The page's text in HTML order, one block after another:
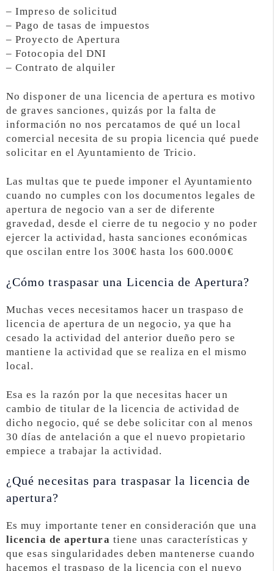
– Impreso de solicitud
– Pago de tasas de impuestos
– Proyecto de Apertura
– Fotocopia del DNI
– Contrato de alquiler
No disponer de una licencia de apertura es motivo
de graves sanciones, quizás por la falta de
información no nos percatamos de qué un local
comercial necesita de su propia licencia qué puede
solicitar en el Ayuntamiento de Tricio.
Las multas que te puede imponer el Ayuntamiento
cuando no cumples con los documentos legales de
apertura de negocio van a ser de diferente
gravedad, desde el cierre de tu negocio y no poder
ejercer la actividad, hasta sanciones económicas
que oscilan entre los 300€ hasta los 600.000€
¿Cómo traspasar una Licencia de Apertura?
Muchas veces necesitamos hacer un traspaso de
licencia de apertura de un negocio, ya que ha
cesado la actividad del anterior dueño pero se
mantiene la actividad que se realiza en el mismo
local.
Esa es la razón por la que necesitas hacer un
cambio de titular de la licencia de actividad de
dicho negocio, qué se debe solicitar con al menos
30 días de antelación a que el nuevo propietario
empiece a trabajar la actividad.
¿Qué necesitas para traspasar la licencia de
apertura?
Es muy importante tener en consideración que una
licencia de apertura tiene unas características y
que esas singularidades deben mantenerse cuando
hacemos el traspaso de la licencia con el nuevo